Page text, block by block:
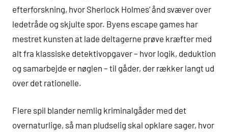
efterforskning, hvor Sherlock Holmes’ ånd svæver over
ledetråde og skjulte spor. Byens escape games har
mestret kunsten at lade deltagerne prøve kræfter med
alt fra klassiske detektivopgaver – hvor logik, deduktion
og samarbejde er nøglen – til gåder, der rækker langt ud
over det rationelle.
Flere spil blander nemlig kriminalgåder med det
overnaturlige, så man pludselig skal opklare sager, hvor